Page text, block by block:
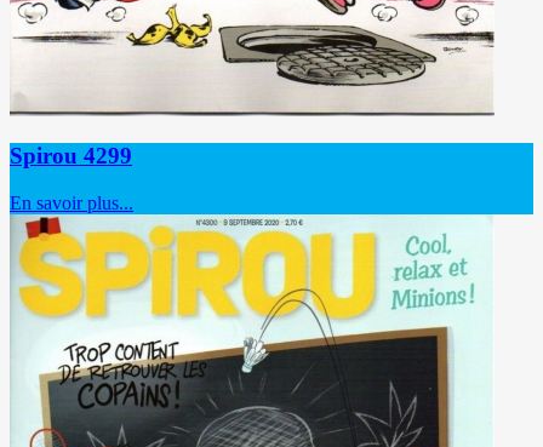
Spirou 4299
En savoir plus...